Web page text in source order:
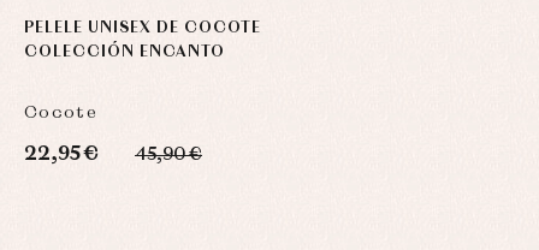
PELELE UNISEX DE COCOTE
COLECCIÓN ENCANTO
Cocote
22,95 € 45,90 €